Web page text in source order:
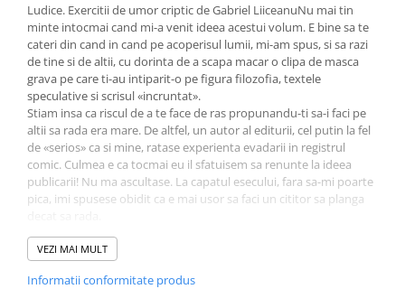
Sa nu razi :((
Drept
Legislatie
Fictiune
Actiune si Aventura
Actiune,aventura
Clasici
Crime, Thriller, Mistery
Istorica
Literatura de divertisment
Ludice. Exercitii de umor criptic de Gabriel LiiceanuNu mai tin
minte intocmai cand mi-a venit ideea acestui volum. E bine sa te
cateri din cand in cand pe acoperisul lumii, mi-am spus, si sa razi
de tine si de altii, cu dorinta de a scapa macar o clipa de masca
grava pe care ti-au intiparit-o pe figura filozofia, textele
speculative si scrisul «incruntat».
Stiam insa ca riscul de a te face de ras propunandu-ti sa-i faci pe
altii sa rada era mare. De altfel, un autor al editurii, cel putin la fel
de «serios» ca si mine, ratase experienta evadarii in registrul
comic. Culmea e ca tocmai eu il sfatuisem sa renunte la ideea
publicarii! Nu ma ascultase. La capatul esecului, fara sa-mi poarte
pica, imi spusese obidit ca e mai usor sa faci un cititor sa planga
Daca voi pati si eu la fel? m-am intrebat, dupa ce am pus laolalta
cele 14 texte care se voiau pline de haz... - Gabriel Liiceanu
spusesem clar ca mi-am retras cartea, vitrina librariei Humanitas
VEZI MAI MULT
Informatii conformitate produs